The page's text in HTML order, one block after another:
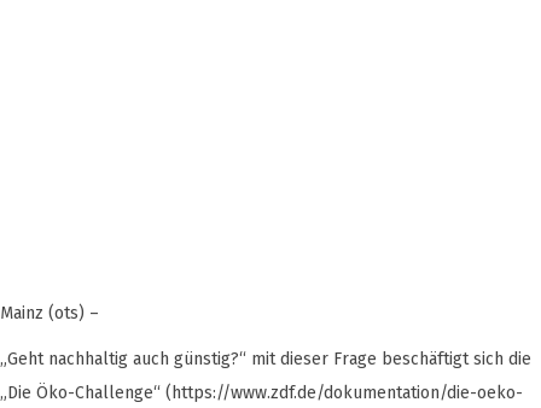
Mainz (ots) –
„Geht nachhaltig auch günstig?“ mit dieser Frage beschäftigt sich die
„Die Öko-Challenge“ (https://www.zdf.de/dokumentation/die-oeko-